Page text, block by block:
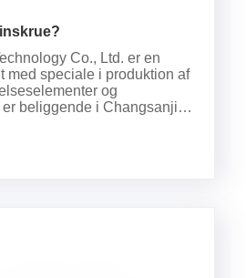
Co., Ltd. er en
med speciale i produktion af
og
er beliggende i Changsanjia-
industriel produktion og
skruer, som en a......